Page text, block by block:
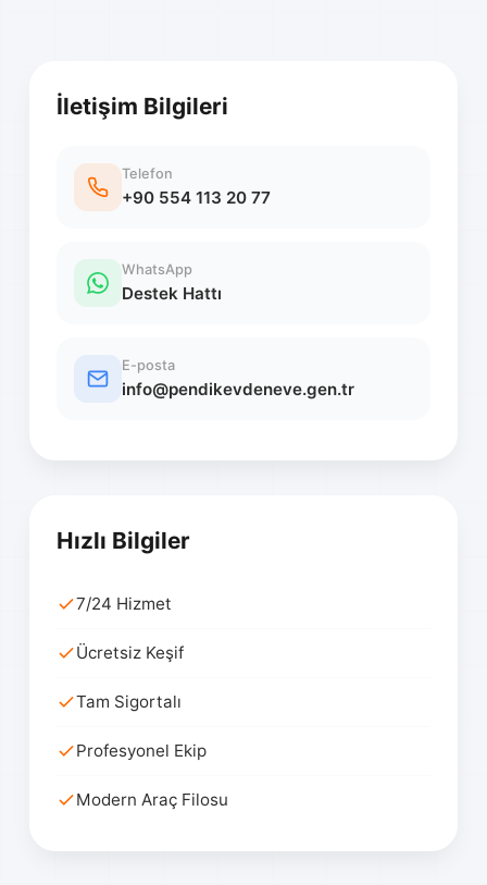
İletişim Bilgileri
Telefon
+90 554 113 20 77
WhatsApp
Destek Hattı
E-posta
info@pendikevdeneve.gen.tr
Hızlı Bilgiler
7/24 Hizmet
Ücretsiz Keşif
Tam Sigortalı
Profesyonel Ekip
Modern Araç Filosu